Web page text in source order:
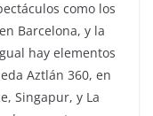
como los
Barcelona, y la
hay elementos
Aztlán 360, en
Singapur, y La